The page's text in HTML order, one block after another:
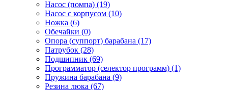
Насос (помпа) (19)
Насос c корпусом (10)
Ножка (6)
Обечайки (0)
Опора (суппорт) барабана (17)
Патрубок (28)
Подшипник (69)
Программатор (селектор программ) (1)
Пружина барабана (9)
Резина люка (67)